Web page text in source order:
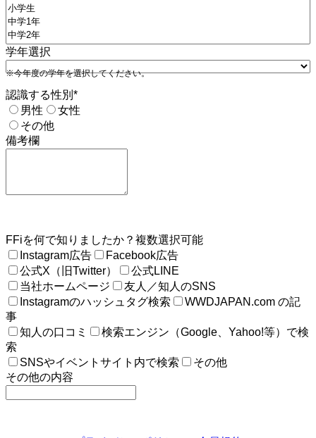
学年選択
※今年度の学年を選択してください。
認識する性別 *
男性
女性
その他
備考欄
FFiを何で知りましたか？ 複数選択可能
Instagram広告
Facebook広告
公式X（旧Twitter）
公式LINE
当社ホームページ
友人／知人のSNS
Instagramのハッシュタグ検索
WWDJAPAN.com の記
事
知人の口コミ
検索エンジン（Google、Yahoo!等）で検
索
SNSやイベントサイト内で検索
その他
その他の内容